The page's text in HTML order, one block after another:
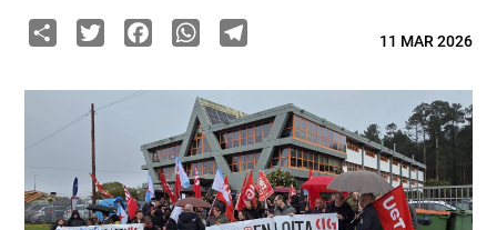
ShareTwitterFacebook
WhatsApp
Telegram11 MAR 2026